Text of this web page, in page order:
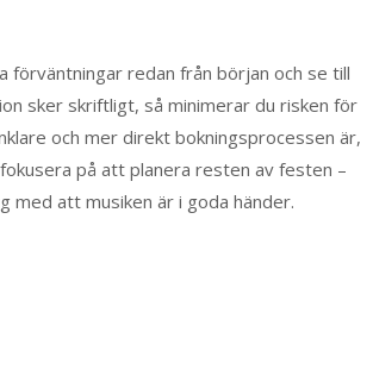
förväntningar redan från början och se till
sker skriftligt, så minimerar du risken för
och mer direkt bokningsprocessen är,
på att planera resten av festen –
med att musiken är i goda händer.